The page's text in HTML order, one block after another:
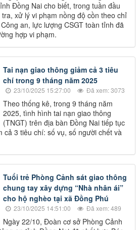
Đồng Nai cho biết, trong tuần đầu
xử lý vi phạm nồng độ cồn theo chỉ
an, lực lượng CSGT toàn tỉnh đã
hợp vi phạm.
Tai nạn giao thông giảm cả 3 tiêu
chí trong 9 tháng năm 2025
23/10/2025 15:27:00 Đã xem: 3073
Theo thống kê, trong 9 tháng năm
2025, tình hình tai nạn giao thông
(TNGT) trên địa bàn Đồng Nai tiếp tục
cả 3 tiêu chí: số vụ, số người chết và
Tuổi trẻ Phòng Cảnh sát giao thông
chung tay xây dựng “Nhà nhân ái”
cho hộ nghèo tại xã Đồng Phú
23/10/2025 14:51:00 Đã xem: 489
Ngày 22/10, Đoàn cơ sở Phòng Cảnh